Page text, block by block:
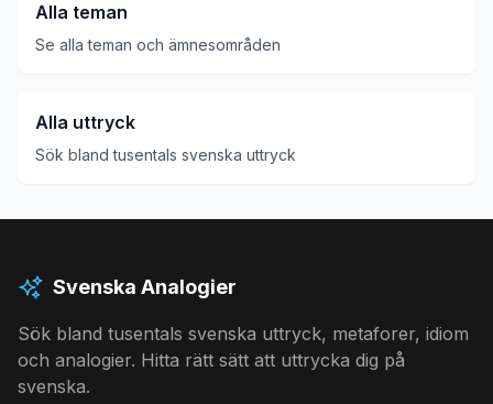
Alla teman
Se alla teman och ämnesområden
Alla uttryck
Sök bland tusentals svenska uttryck
Svenska Analogier
Sök bland tusentals svenska uttryck, metaforer, idiom
och analogier. Hitta rätt sätt att uttrycka dig på
svenska.